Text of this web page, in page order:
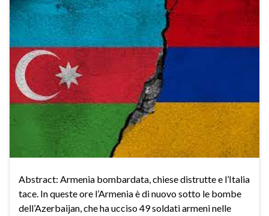
Abstract: Armenia bombardata, chiese distrutte e l’Italia
tace. In queste ore l’Armenia è di nuovo sotto le bombe
dell’Azerbaijan, che ha ucciso 49 soldati armeni nelle